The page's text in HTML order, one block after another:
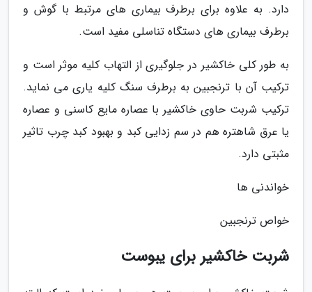
دارد. به علاوه برای برطرف بیماری های مرتبط با گوش و
برطرف بیماری های دستگاه تناسلی مفید است.
به طور کلی خاکشیر در جلوگیری از التهاب کلیه موثر است و
ترکیب آن با ترنجبین به برطرف سنگ کلیه یاری می نماید.
ترکیب شربت حاوی خاکشیر با عصاره مایع کاسنی و عصاره
یا عرق شاهتره هم در سم زدایی کبد و بهبود کبد چرب تاثیر
مثبتی دارد.
خواندنی ها
خواص ترنجبین
شربت خاکشیر برای یبوست